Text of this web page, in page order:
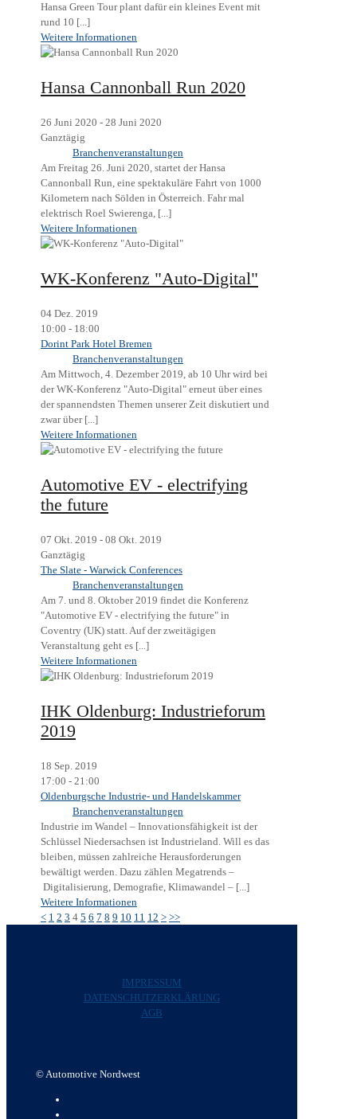
Hansa Green Tour plant dafür ein kleines Event mit
rund 10 [...]
Weitere Informationen
Hansa Cannonball Run 2020
26 Juni 2020 - 28 Juni 2020
Ganztägig
Branchenveranstaltungen
Am Freitag 26. Juni 2020, startet der Hansa
Cannonball Run, eine spektakuläre Fahrt von 1000
Kilometern nach Sölden in Österreich. Fahr mal
elektrisch Roel Swierenga, [...]
Weitere Informationen
WK-Konferenz "Auto-Digital"
04 Dez. 2019
10:00 - 18:00
Dorint Park Hotel Bremen
Branchenveranstaltungen
Am Mittwoch, 4. Dezember 2019, ab 10 Uhr wird bei
der WK-Konferenz "Auto-Digital" erneut über eines
der spannendsten Themen unserer Zeit diskutiert und
zwar über [...]
Weitere Informationen
Automotive EV - electrifying
the future
07 Okt. 2019 - 08 Okt. 2019
Ganztägig
The Slate - Warwick Conferences
Branchenveranstaltungen
Am 7. und 8. Oktober 2019 findet die Konferenz
"Automotive EV - electrifying the future" in
Coventry (UK) statt. Auf der zweitägigen
Veranstaltung geht es [...]
Weitere Informationen
IHK Oldenburg: Industrieforum
2019
18 Sep. 2019
17:00 - 21:00
Oldenburgsche Industrie- und Handelskammer
Branchenveranstaltungen
Industrie im Wandel – Innovationsfähigkeit ist der
Schlüssel Niedersachsen ist Industrieland. Will es das
bleiben, müssen zahlreiche Herausforderungen
bewältigt werden. Dazu zählen Megatrends –
Digitalisierung, Demografie, Klimawandel – [...]
Weitere Informationen
< 1 2 3 4 5 6 7 8 9 10 11 12 > >>
IMPRESSUM
DATENSCHUTZERKLÄRUNG
AGB
© Automotive Nordwest